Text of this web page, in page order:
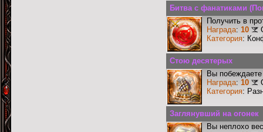
Битва с фанатиками
Получить в
Награда: 10
Категория:
Стою десятерых
Вы
Награда: 10
Категория:
Заглянувший на огонек
Вы неплохо